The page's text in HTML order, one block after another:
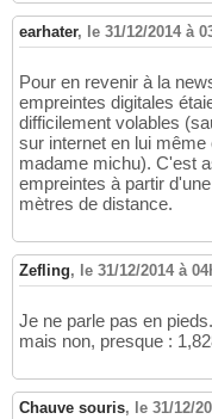
earhater, le 31/12/2014 à
Pour en revenir à la
empreintes digitales
difficilement volables
sur internet en lui
madame michu). C'est
empreintes à partir
mètres de distance.
Zefling, le 31/12/2014 à
Je ne parle pas en
mais non, presque :
Chauve souris, le 31/12/